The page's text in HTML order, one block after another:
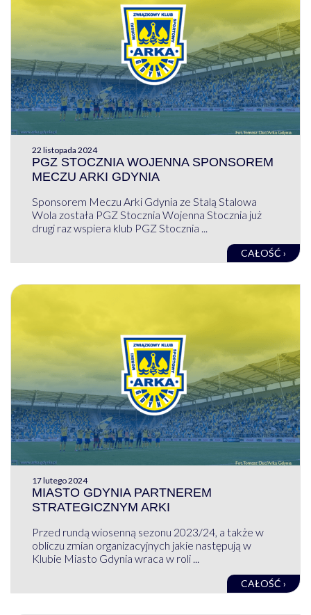
22 listopada 2024
PGZ STOCZNIA WOJENNA SPONSOREM
MECZU ARKI GDYNIA
Sponsorem Meczu Arki Gdynia ze Stalą Stalowa
Wola została PGZ Stocznia Wojenna Stocznia już
drugi raz wspiera klub PGZ Stocznia ...
CAŁOŚĆ ›
17 lutego 2024
MIASTO GDYNIA PARTNEREM
STRATEGICZNYM ARKI
Przed rundą wiosenną sezonu 2023/24, a także w
obliczu zmian organizacyjnych jakie następują w
Klubie Miasto Gdynia wraca w roli ...
CAŁOŚĆ ›